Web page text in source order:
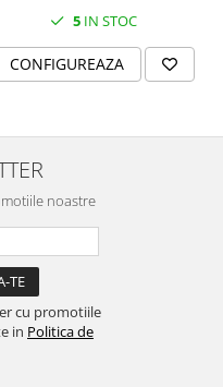
5IN STOC
CONFIGUREAZA
noastre
cu promotiile
in Politica de